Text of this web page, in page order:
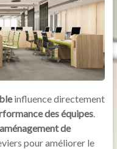
influence directement
des équipes.
de
pour améliorer le